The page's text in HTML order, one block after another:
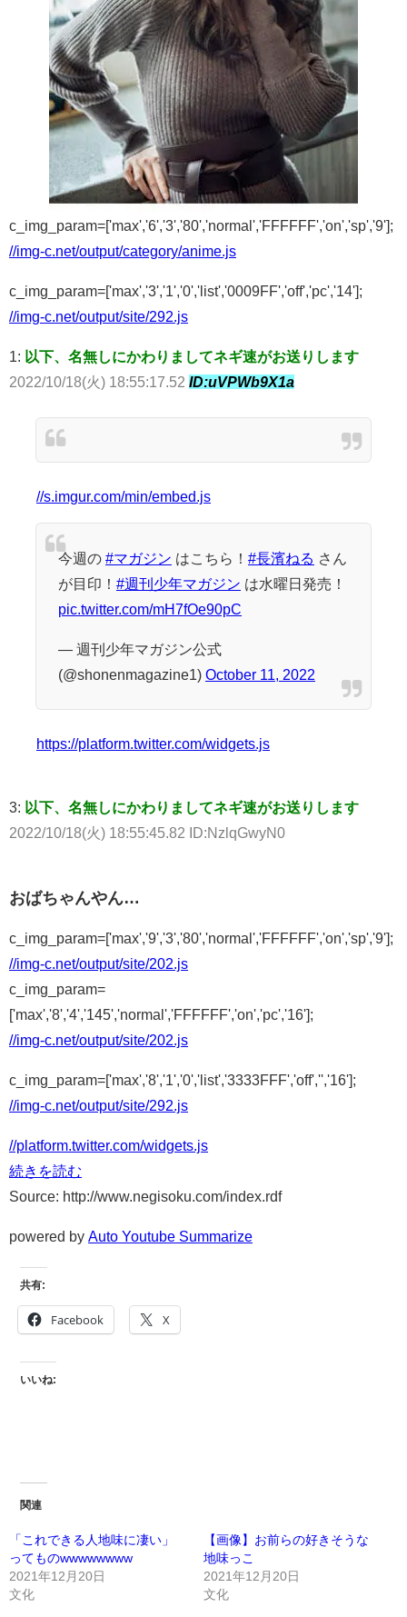
c_img_param=['max','6','3','80','normal','FFFFFF','on','sp','9'];
//img-c.net/output/category/anime.js
c_img_param=['max','3','1','0','list','0009FF','off','pc','14'];
//img-c.net/output/site/292.js
1: 以下、名無しにかわりましてネギ速がお送りします
2022/10/18(火) 18:55:17.52 ID:uVPWb9X1a
//s.imgur.com/min/embed.js
今週の #マガジン はこちら！ #長濱ねる さん
が目印！ #週刊少年マガジン は水曜日発売！
pic.twitter.com/mH7fOe90pC
— 週刊少年マガジン公式
(@shonenmagazine1) October 11, 2022
https://platform.twitter.com/widgets.js
3: 以下、名無しにかわりましてネギ速がお送りします
2022/10/18(火) 18:55:45.82 ID:NzlqGwyN0
おばちゃんやん…
c_img_param=['max','9','3','80','normal','FFFFFF','on','sp','9'];
//img-c.net/output/site/202.js
c_img_param=
['max','8','4','145','normal','FFFFFF','on','pc','16'];
//img-c.net/output/site/202.js
c_img_param=['max','8','1','0','list','3333FFF','off','','16'];
//img-c.net/output/site/292.js
//platform.twitter.com/widgets.js
続きを読む
Source: http://www.negisoku.com/index.rdf
powered by Auto Youtube Summarize
共有:
Facebook X
いいね:
関連
「これできる人地味に凄い」
ってものwwwwwwww
2021年12月20日
文化
【画像】お前らの好きそうな
地味っこ
2021年12月20日
文化